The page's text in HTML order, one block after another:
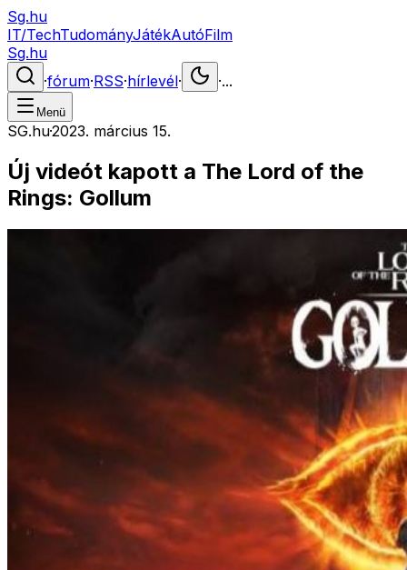
Sg.hu
IT/TechTudományJátékAutóFilm
Sg.hu
·fórum·RSS·hírlevél· ·...
Menü
SG.hu·2023. március 15.
Új videót kapott a The Lord of the
Rings: Gollum